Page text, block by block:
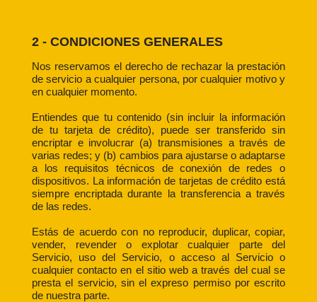
2 - CONDICIONES GENERALES
Nos reservamos el derecho de rechazar la prestación
de servicio a cualquier persona, por cualquier motivo y
en cualquier momento.
Entiendes que tu contenido (sin incluir la información
de tu tarjeta de crédito), puede ser transferido sin
encriptar e involucrar (a) transmisiones a través de
varias redes; y (b) cambios para ajustarse o adaptarse
a los requisitos técnicos de conexión de redes o
dispositivos. La información de tarjetas de crédito está
siempre encriptada durante la transferencia a través
de las redes.
Estás de acuerdo con no reproducir, duplicar, copiar,
vender, revender o explotar cualquier parte del
Servicio, uso del Servicio, o acceso al Servicio o
cualquier contacto en el sitio web a través del cual se
presta el servicio, sin el expreso permiso por escrito
de nuestra parte.